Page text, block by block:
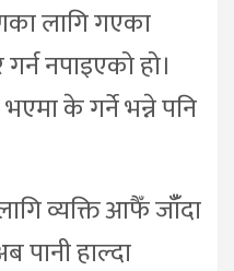
लागि गएका
नपाइएको हो।
के गर्ने भन्ने पनि
व्यक्ति आफैँ जाँँदा
हाल्दा